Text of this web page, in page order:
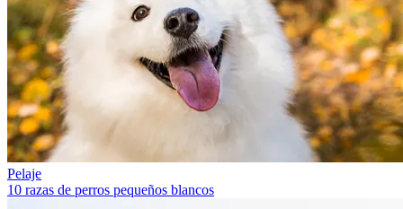
Pelaje
10 razas de perros pequeños blancos